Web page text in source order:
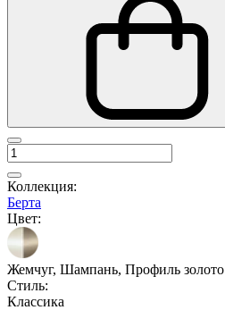
Коллекция:
Берта
Цвет:
Жемчуг, Шампань, Профиль золото
Стиль:
Классика